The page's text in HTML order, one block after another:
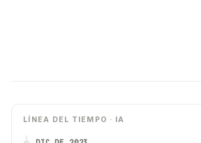
LÍNEA DEL TIEMPO · IA